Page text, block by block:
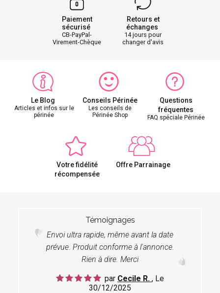
Paiement
sécurisé
CB-PayPal-
Virement-Chèque
Retours et
échanges
14 jours pour
changer d'avis
Le Blog
Articles et infos sur le
périnée
Conseils Périnée
Les conseils de
Périnée Shop
Questions
fréquentes
FAQ spéciale Périnée
Votre fidélité
récompensée
Offre Parrainage
Témoignages
Envoi ultra rapide, même avant la date
prévue. Produit conforme à l'annonce.
Rien à dire. Merci
par Cecile R. , Le
30/12/2025